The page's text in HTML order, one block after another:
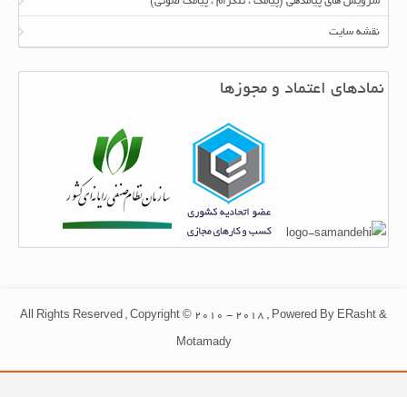
نقشه سایت
نمادهای اعتماد و مجوزها
All Rights Reserved , Copyright © 2010 - 2018 , Powered By ERasht &
Motamady